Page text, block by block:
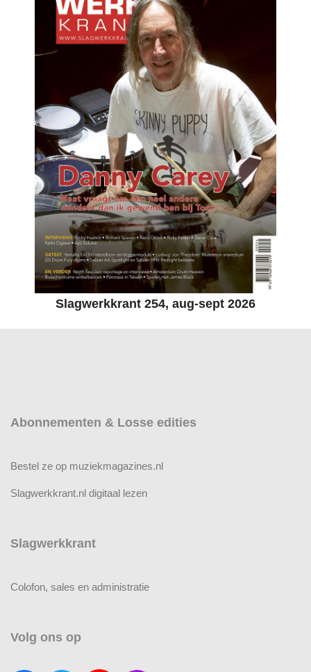
Slagwerkkrant 254, aug-sept 2026
Abonnementen & Losse edities
Bestel ze op muziekmagazines.nl
Slagwerkkrant.nl digitaal lezen
Slagwerkkrant
Colofon, sales en administratie
Volg ons op